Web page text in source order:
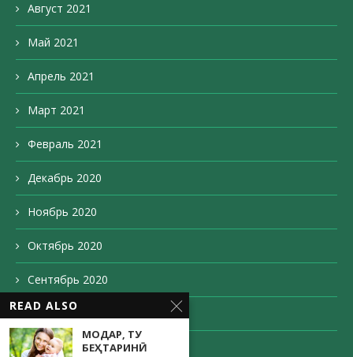
Август 2021
Май 2021
Апрель 2021
Март 2021
Февраль 2021
Декабрь 2020
Ноябрь 2020
Октябрь 2020
Сентябрь 2020
Август 2020
Май 2020
READ ALSO
МОДАР, ТУ
БЕҲТАРИНӢ!